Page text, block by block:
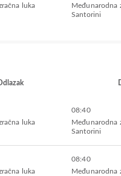
luka
Međunarodna
Santorini
luka
08:40
Međunarodna
Santorini
luka
08:40
Međunarodna